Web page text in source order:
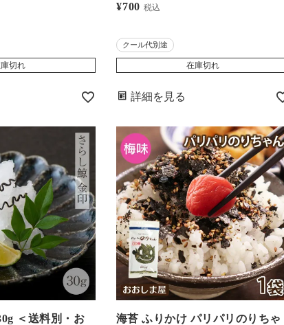
リパリ薄生地
大嶌屋(おおしまや)
切れ
ゃこ 北海道産小麦粉 パリパリ薄
生地 ローマ風 大嶌屋(おおしまや)
¥700 税込
クール代別途
在庫切れ
詳細を見る
＜送料別・お
海苔 ふりかけ パリパリのりちゃ